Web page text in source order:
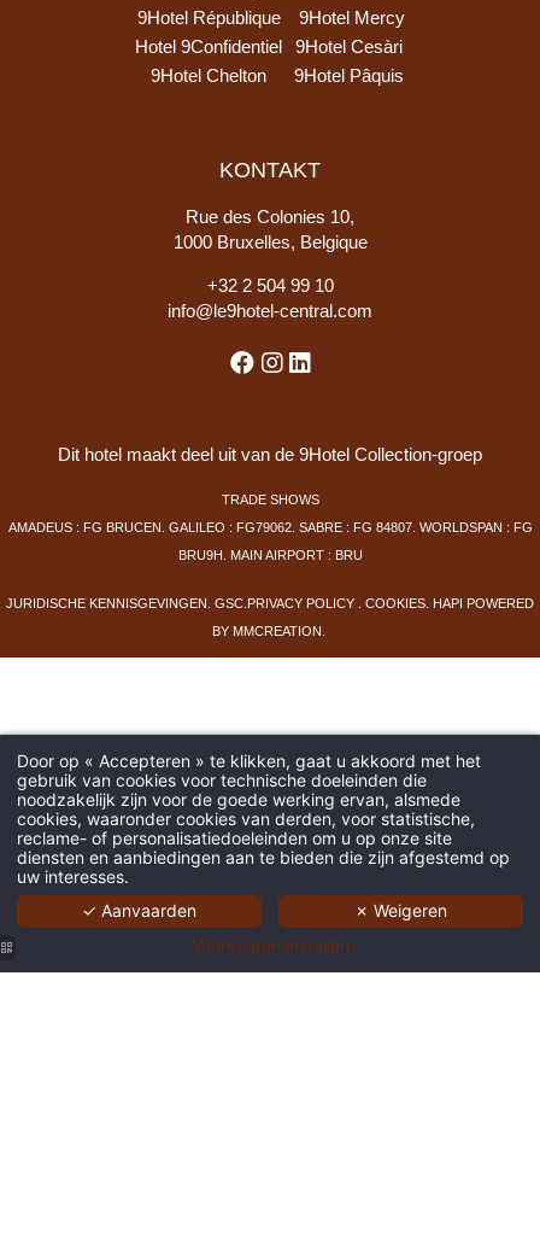
9Hotel République
9Hotel Mercy
Hotel 9Confidentiel
9Hotel Cesàri
9Hotel Chelton
9Hotel Pâquis
KONTAKT
Rue des Colonies 10,
1000 Bruxelles, Belgique
+32 2 504 99 10
info@le9hotel-central.com
Dit hotel maakt deel uit van de 9Hotel Collection-groep
TRADE SHOWS
AMADEUS : FG BRUCEN. GALILEO : FG79062. SABRE : FG 84807. WORLDSPAN : FG
BRU9H. MAIN AIRPORT : BRU
JURIDISCHE KENNISGEVINGEN. GSC. PRIVACY POLICY . COOKIES. HAPI
POWERED
BY MMCREATION.
Door op « Accepteren » te klikken, gaat u akkoord met het
gebruik van cookies voor technische doeleinden die
noodzakelijk zijn voor de goede werking ervan, alsmede
cookies, waaronder cookies van derden, voor statistische,
reclame- of personalisatiedoeleinden om u op onze site
diensten en aanbiedingen aan te bieden die zijn afgestemd op
uw interesses.
✓ Aanvaarden
✗ Weigeren
Voorkeuren instellen